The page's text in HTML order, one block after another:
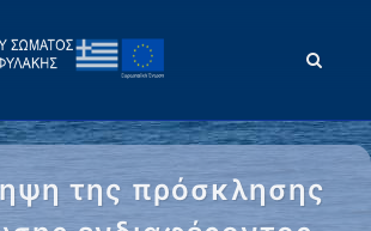
της πρόσκλησης